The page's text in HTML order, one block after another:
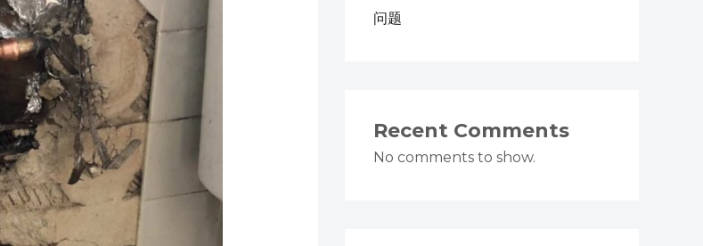
问题
Recent Comments
No comments to show.